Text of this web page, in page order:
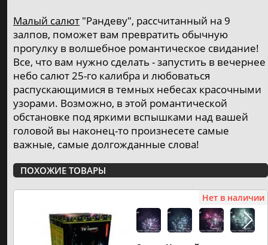
Cвечи в торт
⚡️ от 6р. до 21р.
Бенгальские огни
⚡️ от 3р. до 30р.
Небесные фонарики
⚡️ от 8р. до 8р.
Хлопушки
⚡️ от 2р. до 25р.
Фаера, стробоскопы
Малый салют "Рандеву", рассчитанный на 9
залпов, поможет вам превратить обычную
прогулку в волшебное романтическое свидание!
Все, что вам нужно сделать - запустить в вечернее
небо салют 25-го калибра и любоваться
распускающимися в темных небесах красочными
узорами. Возможно, в этой романтической
обстановке под яркими вспышками над вашей
головой вы наконец-то произнесете самые
важные, самые долгожданные слова!
ПОХОЖИЕ ТОВАРЫ
Нет в наличии